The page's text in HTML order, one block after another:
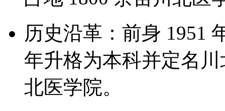
历史沿革：前身 1951
年升格为本科并定名
北医学院。